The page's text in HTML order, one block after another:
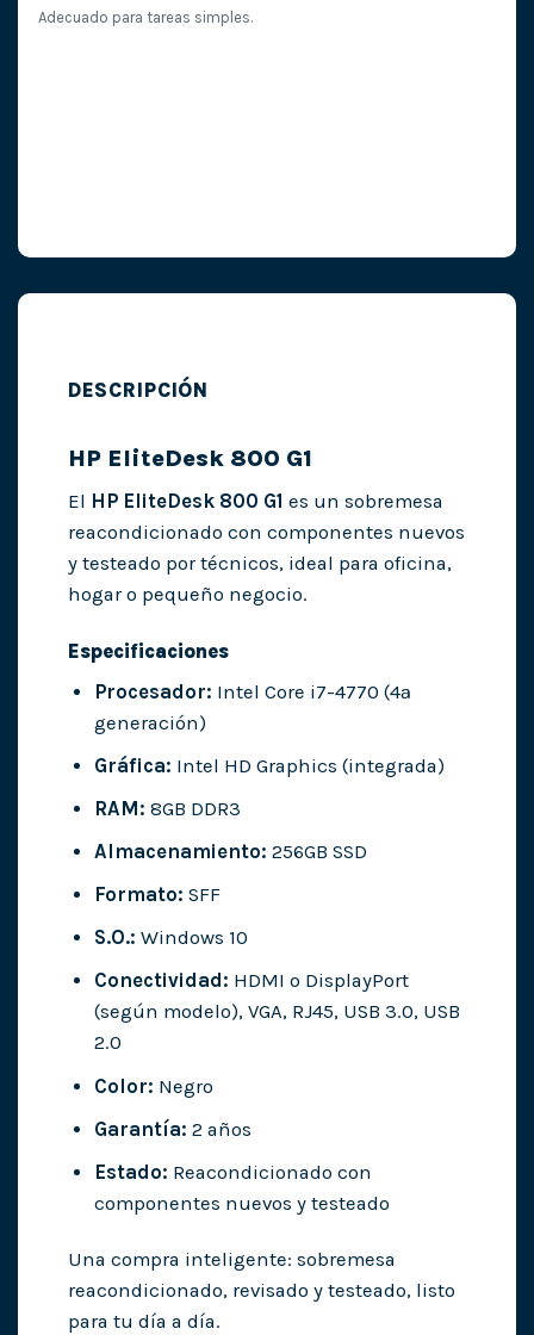
Adecuado para tareas simples.
DESCRIPCIÓN
HP EliteDesk 800 G1
El HP EliteDesk 800 G1 es un sobremesa
reacondicionado con componentes nuevos
y testeado por técnicos, ideal para oficina,
hogar o pequeño negocio.
Especificaciones
Procesador: Intel Core i7-4770 (4ª
generación)
Gráfica: Intel HD Graphics (integrada)
RAM: 8GB DDR3
Almacenamiento: 256GB SSD
Formato: SFF
S.O.: Windows 10
Conectividad: HDMI o DisplayPort
(según modelo), VGA, RJ45, USB 3.0, USB
2.0
Color: Negro
Garantía: 2 años
Estado: Reacondicionado con
componentes nuevos y testeado
Una compra inteligente: sobremesa
reacondicionado, revisado y testeado, listo
para tu día a día.